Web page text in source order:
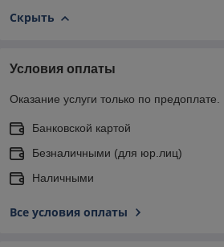
Скрыть
Условия оплаты
Оказание услуги только по предоплате.
Банковской картой
Безналичными (для юр.лиц)
Наличными
Все условия оплаты